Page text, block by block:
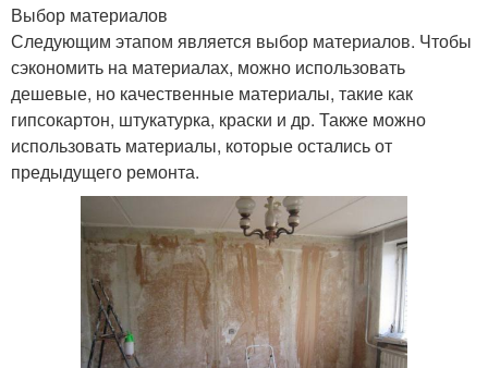
Выбор материалов
Следующим этапом является выбор материалов. Чтобы
сэкономить на материалах, можно использовать
дешевые, но качественные материалы, такие как
гипсокартон, штукатурка, краски и др. Также можно
использовать материалы, которые остались от
предыдущего ремонта.